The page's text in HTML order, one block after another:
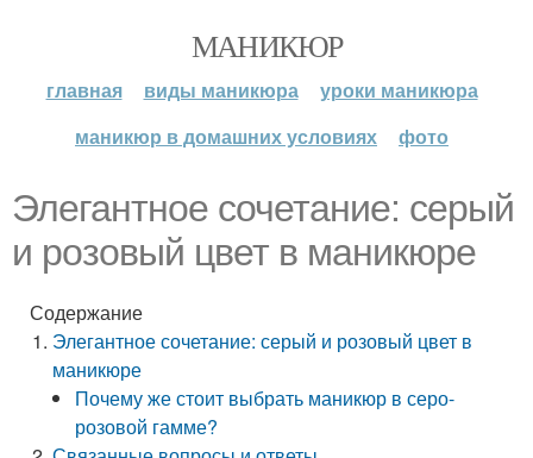
МАНИКЮР
главная виды маникюра
уроки маникюра
маникюр в домашних условиях
фото
Элегантное сочетание: серый
и розовый цвет в маникюре
Содержание
Элегантное сочетание: серый и розовый цвет в
маникюре
Почему же стоит выбрать маникюр в серо-
розовой гамме?